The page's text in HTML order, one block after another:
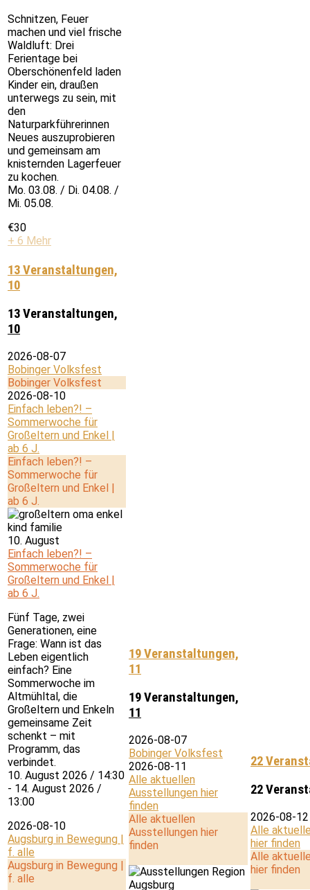
Schnitzen, Feuer
machen und viel frische
Waldluft: Drei
Ferientage bei
Oberschönenfeld laden
Kinder ein, draußen
unterwegs zu sein, mit
den
Naturparkführerinnen
Neues auszuprobieren
und gemeinsam am
knisternden Lagerfeuer
zu kochen.
Mo. 03.08. / Di. 04.08. /
Mi. 05.08.
€30
+ 6 Mehr
13 Veranstaltungen,
10
13 Veranstaltungen,
10
2026-08-07
Bobinger Volksfest
Bobinger Volksfest
2026-08-10
Einfach leben?! –
Sommerwoche für
Großeltern und Enkel |
ab 6 J.
Einfach leben?! –
Sommerwoche für
Großeltern und Enkel |
ab 6 J.
10. August
Einfach leben?! –
Sommerwoche für
Großeltern und Enkel |
ab 6 J.
Fünf Tage, zwei
Generationen, eine
Frage: Wann ist das
Leben eigentlich
einfach? Eine
Sommerwoche im
Altmühltal, die
Großeltern und Enkeln
gemeinsame Zeit
schenkt – mit
Programm, das
verbindet.
10. August 2026 / 14:30
- 14. August 2026 /
13:00
2026-08-10
Augsburg in Bewegung |
f. alle
Augsburg in Bewegung |
f. alle
19 Veranstaltungen,
11
19 Veranstaltungen,
11
2026-08-07
Bobinger Volksfest
2026-08-11
Alle aktuellen
Ausstellungen hier
finden
Alle aktuellen
Ausstellungen hier
finden
22
22
2026-08-12
Alle
hier finden
Alle
hier finden